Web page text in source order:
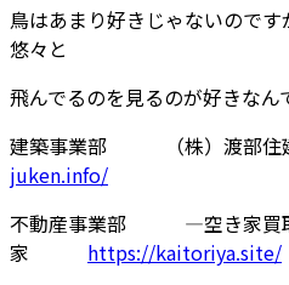
鳥はあまり好きじゃないので
悠々と
飛んでるのを見るのが好きな
建築事業部 （株）渡
juken.info/
不動産事業部 ―空き家買
家 https://kaitoriya.site/